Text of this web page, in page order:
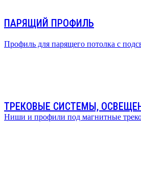
ПАРЯЩИЙ ПРОФИЛЬ
Профиль для парящего потолка с
ТРЕКОВЫЕ СИСТЕМЫ,
Ниши и профили под магнитные